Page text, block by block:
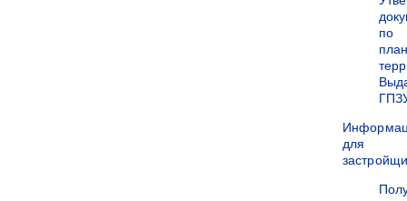
по
для